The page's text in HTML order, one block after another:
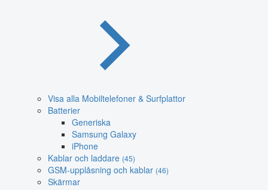
Visa alla Mobiltelefoner & Surfplattor
Batterier
Generiska
Samsung Galaxy
iPhone
Kablar och laddare (45)
GSM-upplåsning och kablar (46)
Skärmar